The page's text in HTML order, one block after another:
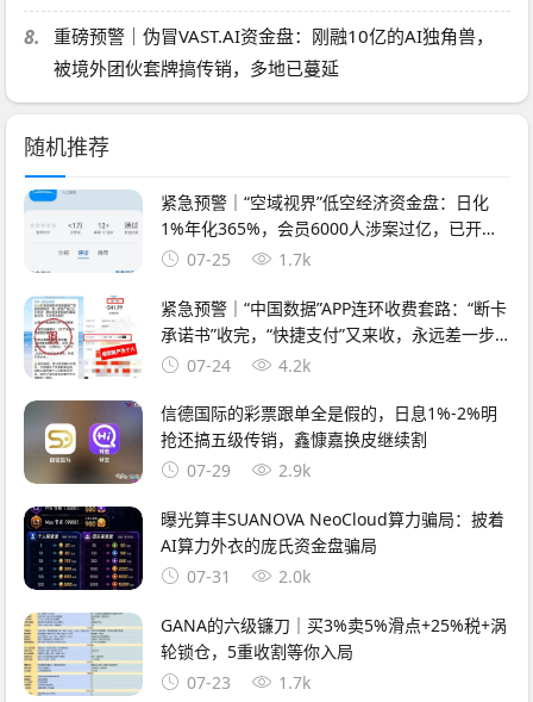
8.
重磅预警｜伪冒VAST.AI资金盘：刚融10亿的AI独角兽，
被境外团伙套牌搞传销，多地已蔓延
随机推荐
紧急预警｜“空域视界”低空经济资金盘：日化
1%年化365%，会员6000人涉案过亿，已开始
单割封号——智航智引怎么崩的，它就怎么崩
07-25 1.7k
紧急预警｜“中国数据”APP连环收费套路：“断卡
承诺书”收完，“快捷支付”又来收，永远差一步
的回报07-24 4.2k
信德国际的彩票跟单全是假的，日息1%-2%明
抢还搞五级传销，鑫慷嘉换皮继续割
07-29
2.9k
曝光算丰SUANOVA NeoCloud算力骗局：披着
AI算力外衣的庞氏资金盘骗局
07-31
2.0k
GANA的六级镰刀｜买3%卖5%滑点+25%税+涡
轮锁仓，5重收割等你入局
07-23
1.7k